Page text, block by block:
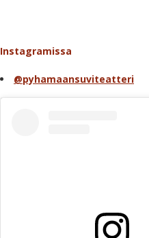
Instagramissa
@pyhamaansuviteatteri